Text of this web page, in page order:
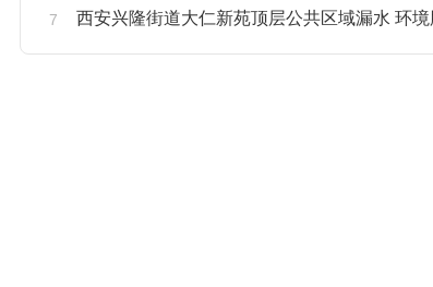
西安兴隆街道大仁新苑顶层公共区域漏水 环